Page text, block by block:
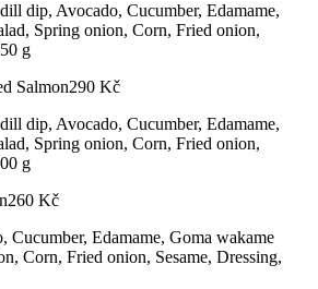
dip, Avocado, Cucumber, Edamame,
Spring onion, Corn, Fried onion,
g
Salmon290 Kč
dip, Avocado, Cucumber, Edamame,
Spring onion, Corn, Fried onion,
g
260 Kč
Cucumber, Edamame, Goma wakame
Corn, Fried onion, Sesame, Dressing,